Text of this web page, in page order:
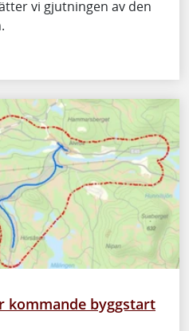
vi gjutningen av den
kommande byggstart